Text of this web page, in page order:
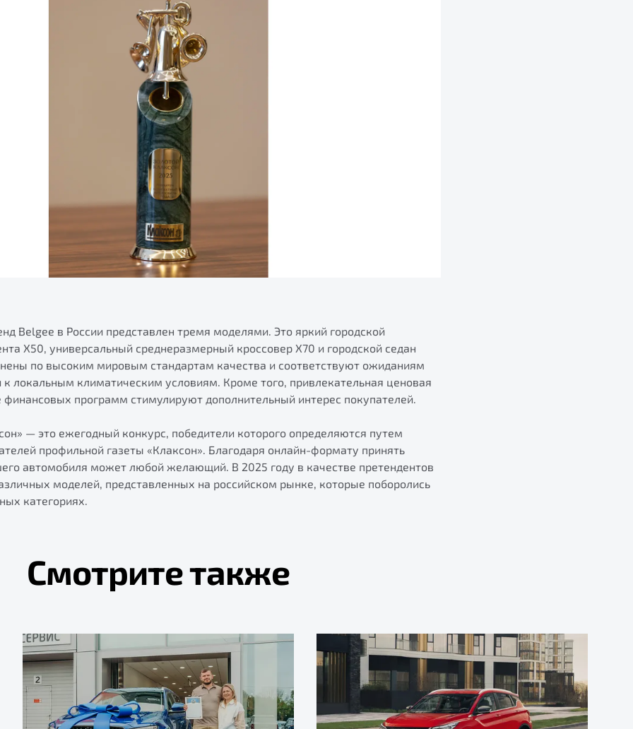
Belgee в России представлен тремя моделями. Это яркий городской
X50, универсальный среднеразмерный кроссовер X70 и городской седан
по высоким мировым стандартам качества и соответствуют ожиданиям
к локальным климатическим условиям. Кроме того, привлекательная ценовая
финансовых программ стимулируют дополнительный интерес покупателей.
— это ежегодный конкурс, победители которого определяются путем
профильной газеты «Клаксон». Благодаря онлайн-формату принять
автомобиля может любой желающий. В 2025 году в качестве претендентов
моделей, представленных на российском рынке, которые поборолись
категориях.
Смотрите также